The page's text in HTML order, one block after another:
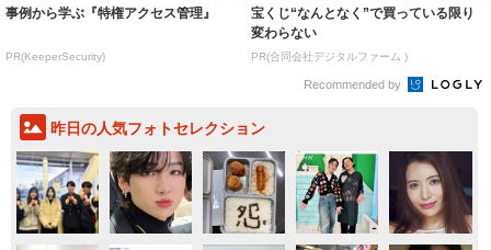
事例から学ぶ『特権アクセス管理』
PR(KeeperSecurity)
宝くじ“なんとなく”で買っている限り
変わらない
PR(合同会社デジタルファーム )
Recommended by
昨日の人気フォトセレクション